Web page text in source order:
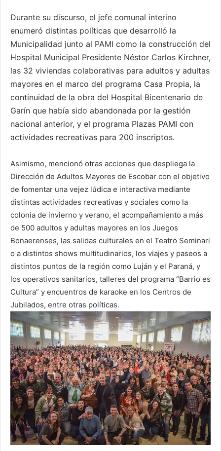
Durante su discurso, el jefe comunal interino
enumeró distintas políticas que desarrolló la
Municipalidad junto al PAMI como la construcción del
Hospital Municipal Presidente Néstor Carlos Kirchner,
las 32 viviendas colaborativas para adultos y adultas
mayores en el marco del programa Casa Propia, la
continuidad de la obra del Hospital Bicentenario de
Garín que había sido abandonada por la gestión
nacional anterior, y el programa Plazas PAMI con
actividades recreativas para 200 inscriptos.
Asimismo, mencionó otras acciones que despliega la
Dirección de Adultos Mayores de Escobar con el objetivo
de fomentar una vejez lúdica e interactiva mediante
distintas actividades recreativas y sociales como la
colonia de invierno y verano, el acompañamiento a más
de 500 adultos y adultas mayores en los Juegos
Bonaerenses, las salidas culturales en el Teatro Seminari
o a distintos shows multitudinarios, los viajes y paseos a
distintos puntos de la región como Luján y el Paraná, y
los operativos sanitarios, talleres del programa “Barrio es
Cultura” y encuentros de karaoke en los Centros de
Jubilados, entre otras políticas.